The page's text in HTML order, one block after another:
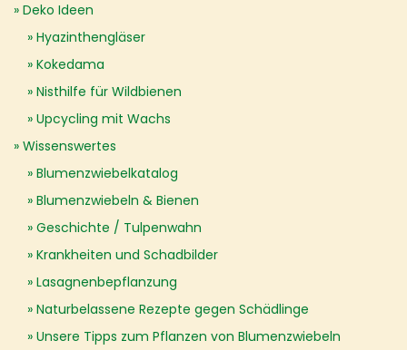
Deko Ideen
Hyazinthengläser
Kokedama
Nisthilfe für Wildbienen
Upcycling mit Wachs
Wissenswertes
Blumenzwiebelkatalog
Blumenzwiebeln & Bienen
Geschichte / Tulpenwahn
Krankheiten und Schadbilder
Lasagnenbepflanzung
Naturbelassene Rezepte gegen Schädlinge
Unsere Tipps zum Pflanzen von Blumenzwiebeln